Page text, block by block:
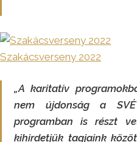
Szakácsverseny 2022
„A karitatív
nem újdonság a
programban is részt
kihirdetjük tagjaink